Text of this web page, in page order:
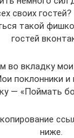
своих
такой
гостей
во вкладку
поклонники и
— «Поймать
ниже.